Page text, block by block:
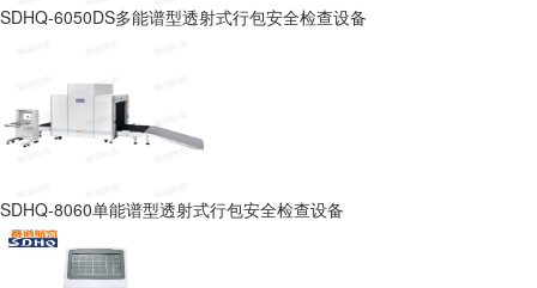
SDHQ-6050DS多能谱型透射式行包安全检查设备
SDHQ-8060单能谱型透射式行包安全检查设备